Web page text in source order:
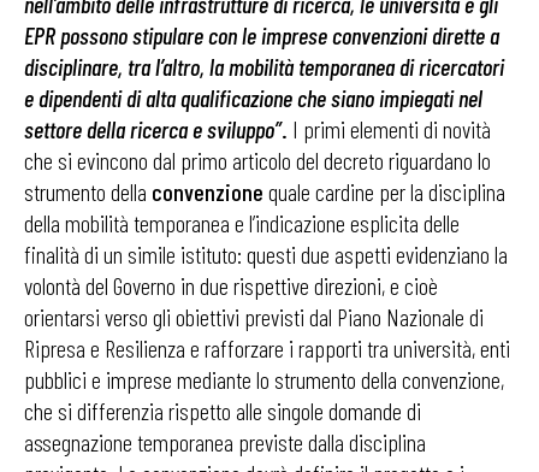
EPR possono stipulare con le imprese convenzioni dirette a
disciplinare, tra l’altro, la mobilità temporanea di ricercatori
e dipendenti di alta qualificazione che siano impiegati nel
settore della ricerca e sviluppo”. I primi elementi di novità
che si evincono dal primo articolo del decreto riguardano lo
strumento della convenzione quale cardine per la disciplina
della mobilità temporanea e l’indicazione esplicita delle
finalità di un simile istituto: questi due aspetti evidenziano la
volontà del Governo in due rispettive direzioni, e cioè
orientarsi verso gli obiettivi previsti dal Piano Nazionale di
Ripresa e Resilienza e rafforzare i rapporti tra università, enti
pubblici e imprese mediante lo strumento della convenzione,
che si differenzia rispetto alle singole domande di
assegnazione temporanea previste dalla disciplina